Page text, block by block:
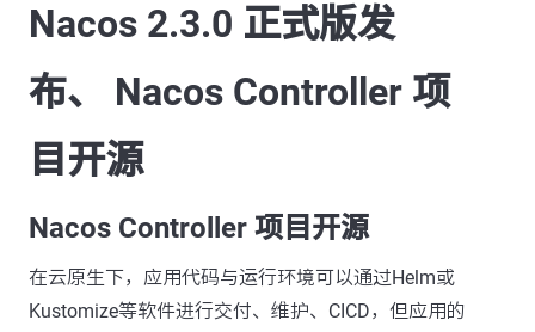
Nacos 2.3.0 正式版发
布、 Nacos Controller 项
目开源
Nacos Controller 项目开源
在云原生下，应用代码与运行环境可以通过Helm或
Kustomize等软件进行交付、维护、CICD，但应用的